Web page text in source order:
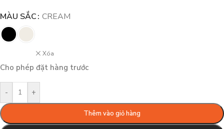
MÀU SẮC CREAM
Xóa
Cho phép đặt hàng trước
- +
Thêm vào giỏ hàng